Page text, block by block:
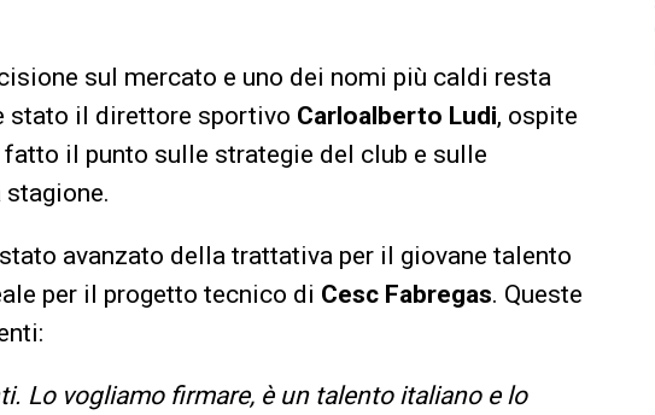
sul mercato e uno dei nomi più caldi resta
stato il direttore sportivo Carloalberto Ludi, ospite
fatto il punto sulle strategie del club e sulle
avanzato della trattativa per il giovane talento
per il progetto tecnico di Cesc Fabregas. Queste
Lo vogliamo firmare, è un talento italiano e lo